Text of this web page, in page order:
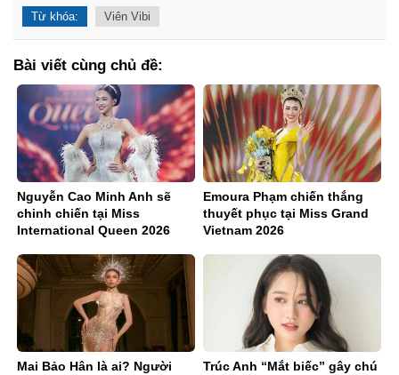
Từ khóa: Viên Vibi
Bài viết cùng chủ đề:
Nguyễn Cao Minh Anh sẽ
chinh chiến tại Miss
International Queen 2026
Emoura Phạm chiến thắng
thuyết phục tại Miss Grand
Vietnam 2026
Mai Bảo Hân là ai? Người
Trúc Anh “Mắt biếc” gây chú